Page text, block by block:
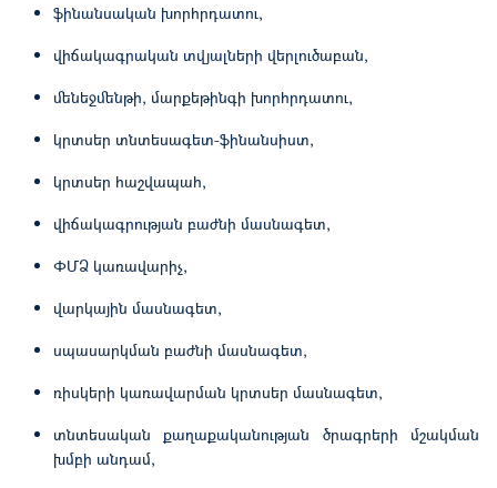
ֆինանսական խորհրդատու,
վիճակագրական տվյալների վերլուծաբան,
մենեջմենթի, մարքեթինգի խորհրդատու,
կրտսեր տնտեսագետ-ֆինանսիստ,
կրտսեր հաշվապահ,
վիճակագրության բաժնի մասնագետ,
ՓՄՁ կառավարիչ,
վարկային մասնագետ,
սպասարկման բաժնի մասնագետ,
ռիսկերի կառավարման կրտսեր մասնագետ,
տնտեսական քաղաքականության ծրագրերի մշակման
խմբի անդամ,